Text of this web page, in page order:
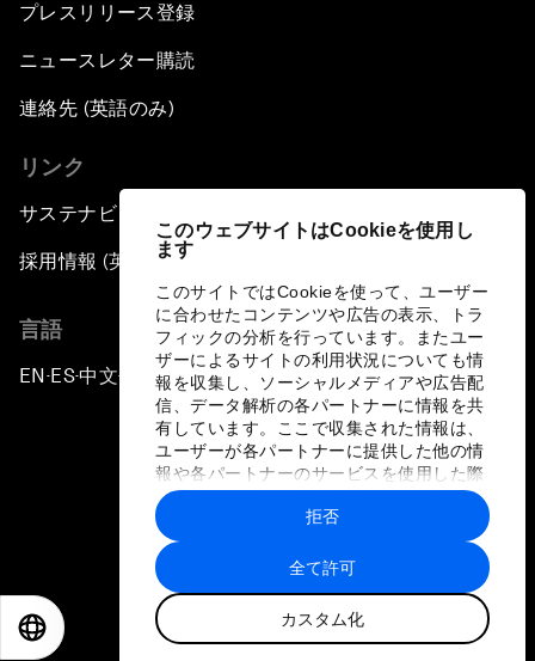
このウェブサイトはCookieを使用し
ます
このサイトではCookieを使って、ユーザー
に合わせたコンテンツや広告の表示、トラ
フィックの分析を行っています。またユー
ザーによるサイトの利用状況についても情
報を収集し、ソーシャルメディアや広告配
信、データ解析の各パートナーに情報を共
有しています。ここで収集された情報は、
ユーザーが各パートナーに提供した他の情
報や各パートナーのサービスを使用した際
に収集された情報と組み合わされ、各パー
トナーによって使用されることがありま
す。
全て許可
カスタム化
拒否
プレスリリース登録
ニュースレター購読
連絡先 (英語のみ)
リンク
サステナビリティへの取り組み
採用情報 (英語のみ)
言語
EN ▪ ES▪中文▪ 日本語
プライバシーポリシーと利用規約
サイトマップ
©
世界経済フォーラム